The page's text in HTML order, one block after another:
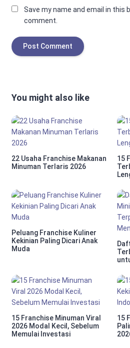
Save my name and email in this
comment.
You might also like
22 Usaha Franchise Makanan
Minuman Terlaris 2026
15
Peluang Franchise Kuliner
Kekinian Paling Dicari Anak
Muda
15 Franchise Minuman Viral
2026 Modal Kecil, Sebelum
Memulai Investasi
15